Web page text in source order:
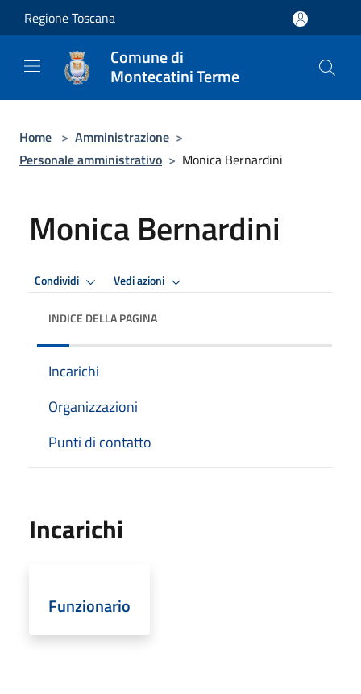
Salta al contenuto principale
Regione Toscana
Comune di
Montecatini Terme
Home > Amministrazione >
Personale amministrativo > Monica Bernardini
Monica Bernardini
Condividi Vedi azioni
INDICE DELLA PAGINA
Incarichi
Organizzazioni
Punti di contatto
Incarichi
Funzionario